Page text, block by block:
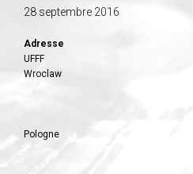
28 septembre 2016
Adresse
UFFF
Wroclaw
Pologne